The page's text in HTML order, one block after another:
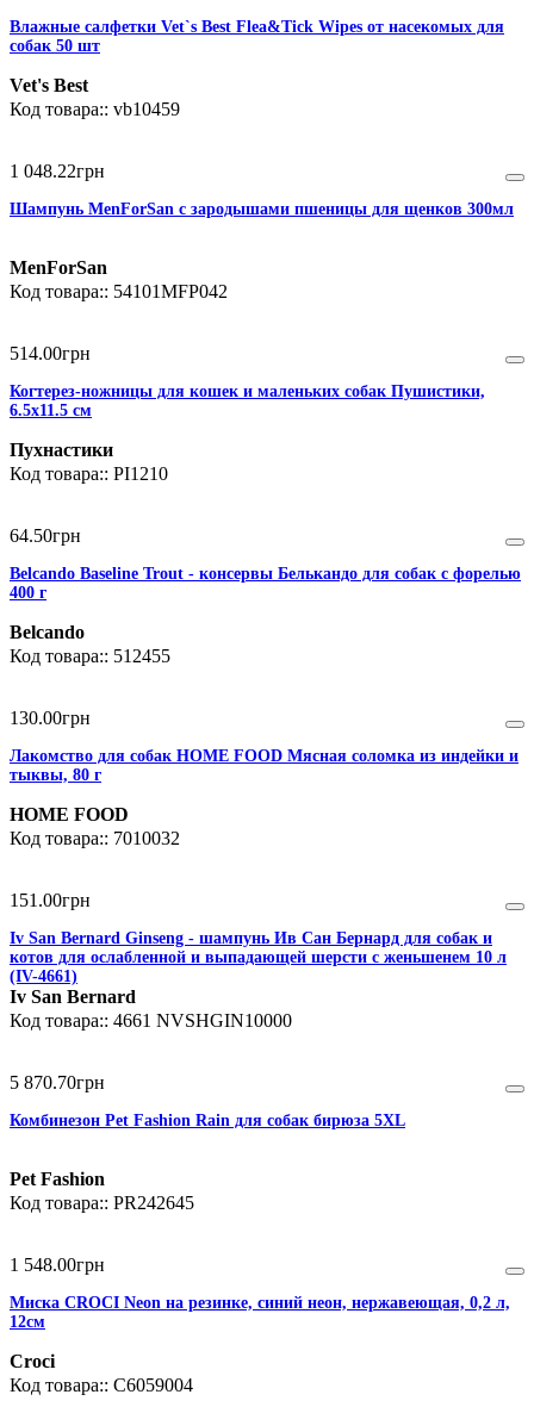
Влажные салфетки Vet`s Best Flea&Tick Wipes от насекомых для
собак 50 шт
Vet's Best
vb10459
1 048.22грн
Шампунь MenForSan с зародышами пшеницы для щенков 300мл
MenForSan
54101MFP042
514.00грн
Когтерез-ножницы для кошек и маленьких собак Пушистики,
6.5х11.5 см
Пухнастики
PI1210
64.50грн
Belcando Baseline Trout - консервы Белькандо для собак с форелью
400 г
Belcando
512455
130.00грн
Лакомство для собак HOME FOOD Мясная соломка из индейки и
тыквы, 80 г
HOME FOOD
7010032
151 .00грн
Iv San Bernard Ginseng - шампунь Ив Сан Бернард для собак и
котов для ослабленной и выпадающей шерсти с женьшенем 10 л
(IV-4661)
Iv San Bernard
4661 NVSHGIN10000
5 870.70грн
Комбинезон Pet Fashion Rain для собак бирюза 5XL
Pet Fashion
PR242645
1 548.00грн
Миска CROCI Neon на резинке, синий неон, нержавеющая, 0,2 л,
12см
Croci
C6059004